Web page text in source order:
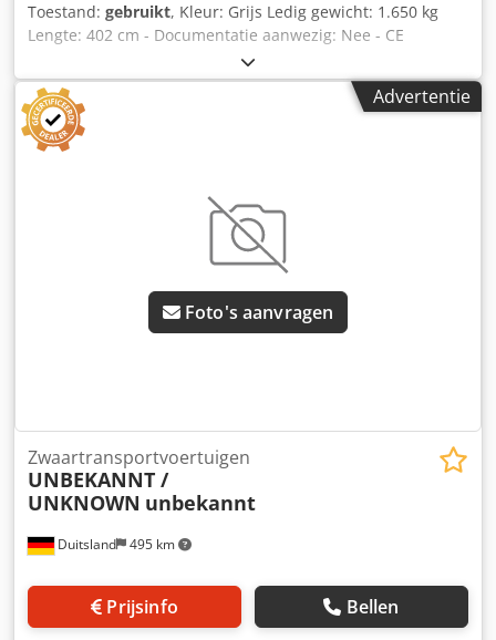
Toestand: gebruikt, Kleur: Grijs Ledig gewicht: 1.650 kg
Lengte: 402 cm - Documentatie aanwezig: Nee - CE
certificaat aanwezig: Nee - Soort stelling: Dubbel Cjdpfjza
Ubuex Adreha - Aantal staanders [st.]: 11 - Aantal liggers
[st.]: 44 - Draagvermogen per staander totaal [kg]: 4000 -
Draagvermogen per ligger [kg]: 1000 - Arm lengte [mm]:
1220 - Hoogte staander [mm]: 4020 - Lengte voet [mm]:
Transportgewicht [kg]: 1650kg Financiële informatie BTW:
De getoonde prijs is exclusief BTW BTW/marge: BTW
verrekenbaar voor ondernemers Levering en inruil altijd
mogelijk van alles in de industriële sectoren Tess van den
Advertentie
Foto's aanvragen
Duitsland 495 km
Zwaartransportvoertuigen
UNBEKANNT /
UNKNOWN unbekannt
Prijsinfo Bellen